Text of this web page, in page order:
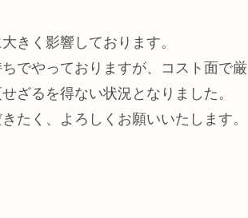
きく影響しております。
でやっておりますが、コスト面で厳
ざるを得ない状況となりました。
たく、よろしくお願いいたします。